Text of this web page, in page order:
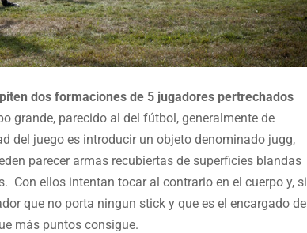
dos formaciones de 5 jugadores pertrechados
grande, parecido al del fútbol, generalmente de
del juego es introducir un objeto denominado jugg,
parecer armas recubiertas de superficies blandas
Con ellos intentan tocar al contrario en el cuerpo y, si
que no porta ningun stick y que es el encargado de
más puntos consigue.